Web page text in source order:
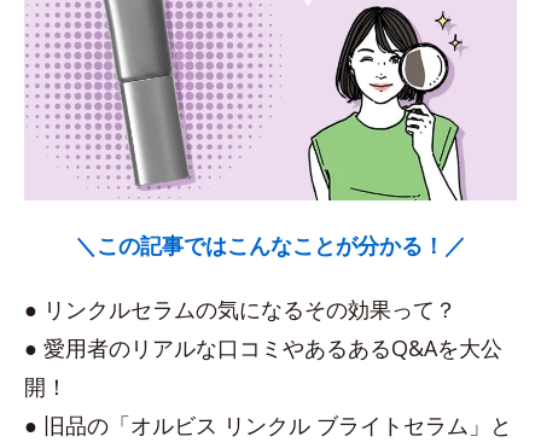
＼この記事ではこんなことが分かる！／
● リンクルセラムの気になるその効果って？
● 愛用者のリアルな口コミやあるあるQ&Aを大公
開！
● 旧品の「オルビス リンクル ブライトセラム」と